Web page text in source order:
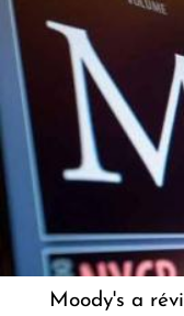
Moody's a